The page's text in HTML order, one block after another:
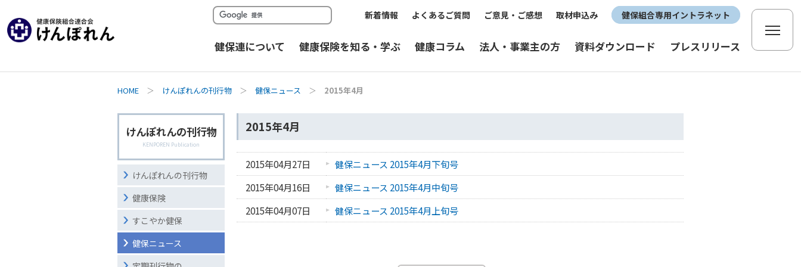
新着情報 よくあるご質問 ご意見・ご感想 取材申込み 健保組合専用イントラネット
健保連について 健康保険を知る・学ぶ 健康コラム 法人・事業主の方 資料ダウンロード プレスリリース
HOME ＞ けんぽれんの刊行物 ＞ 健保ニュース ＞ 2015年4月
2015年4月
2015年04月27日
健保ニュース 2015年4月下旬号
2015年04月16日
健保ニュース 2015年4月中旬号
2015年04月07日
健保ニュース 2015年4月上旬号
けんぽれんの刊行物
KENPOREN Publication
けんぽれんの刊行物
健康保険
すこやか健保
健保ニュース